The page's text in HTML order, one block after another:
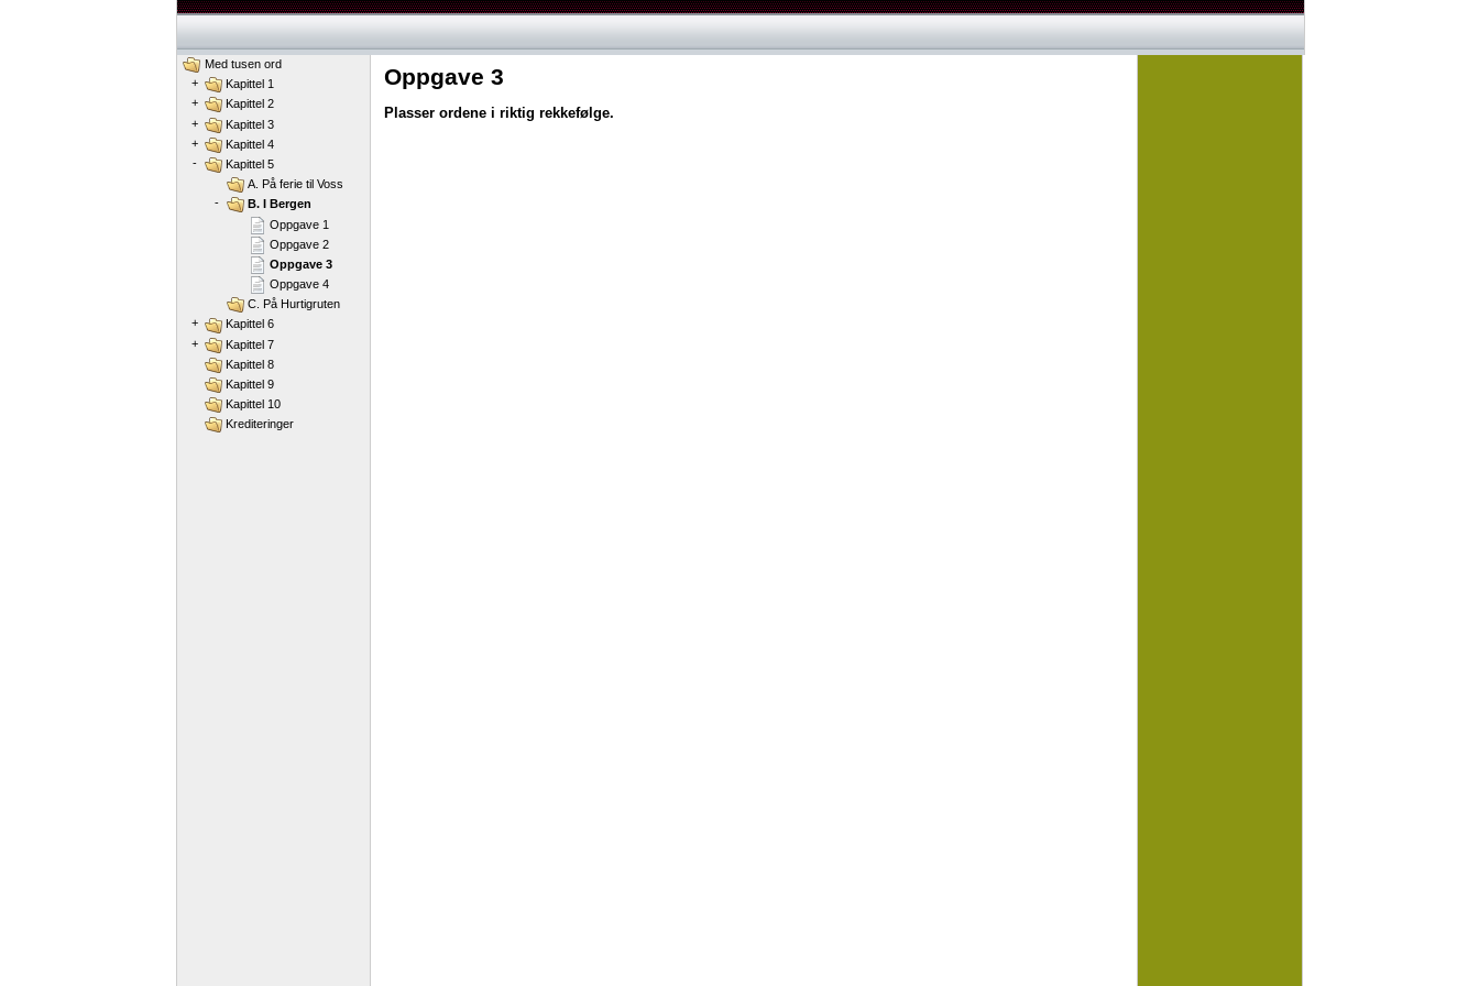
Oppgave 3
Plasser ordene i riktig rekkefølge.
Med tusen ord
+
Kapittel 1
+
Kapittel 2
+
Kapittel 3
+
Kapittel 4
-
Kapittel 5
A. På ferie til Voss
-
B. I Bergen
Oppgave 1
Oppgave 2
Oppgave 3
Oppgave 4
C. På Hurtigruten
+
Kapittel 6
+
Kapittel 7
Kapittel 8
Kapittel 9
Kapittel 10
Krediteringer